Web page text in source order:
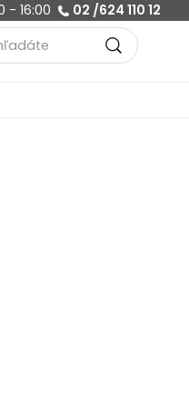
- 16:00 02 /624 110 12